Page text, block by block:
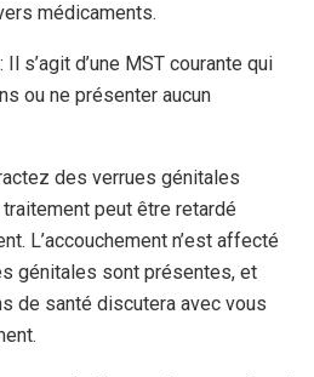
médicaments.
: Il s’agit d’une MST courante qui
ou ne présenter aucun
des verrues génitales
peut être retardé
L’accouchement n’est affecté
génitales sont présentes, et
de santé discutera avec vous